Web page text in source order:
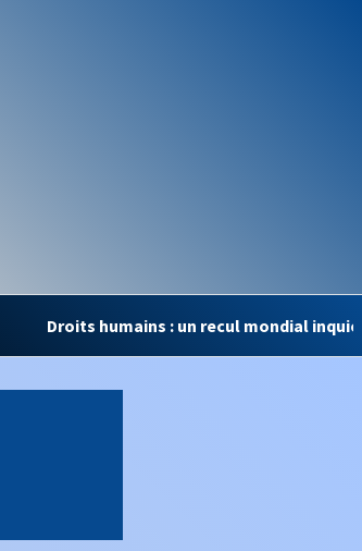
: un recul mondial inquiétant, la